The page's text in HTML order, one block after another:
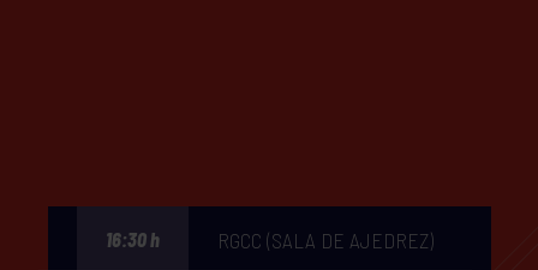
16:30 h RGCC (SALA DE AJEDREZ)